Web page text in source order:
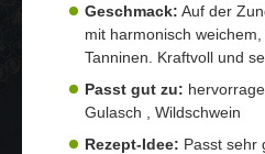
Geschmack: Auf der
mit harmonisch
Tanninen. Kraftvoll und
Passt gut zu:
Gulasch , Wildschwein
Rezept-Idee: Passt sehr